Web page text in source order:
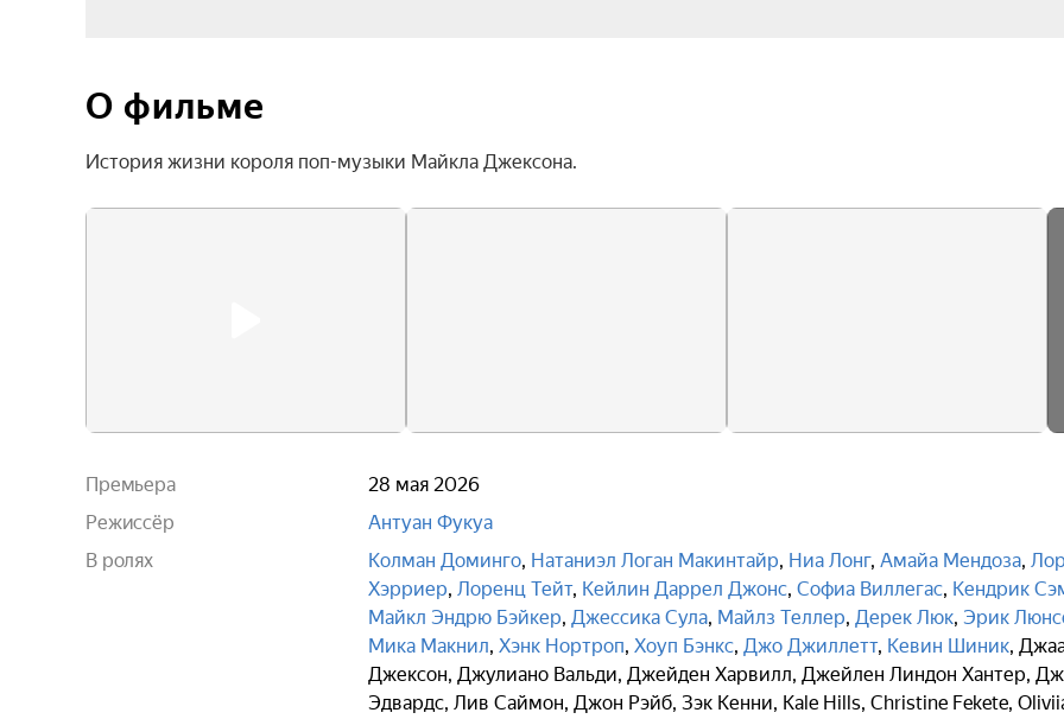
О фильме
История жизни короля поп-музыки Майкла Джексона.
Премьера
28 мая 2026
Режиссёр
Антуан Фукуа
В ролях
Колман Доминго, Натаниэл Логан Макинтайр, Ниа Лонг, Амайа Мендоза,
Хэрриер, Лоренц Тейт, Кейлин Даррел Джонс, Софиа Виллегас, Кендрик
Майкл Эндрю Бэйкер, Джессика Сула, Майлз Теллер, Дерек Люк, Эрик
Мика Макнил, Хэнк Нортроп, Хоуп Бэнкс, Джо Джиллетт, Кевин Шиник,
Джексон, Джулиано Вальди, Джейден Харвилл, Джейлен Линдон Хантер,
Эдвардс, Лив Саймон, Джон Рэйб, Зэк Кенни, Kale Hills, Christine Fekete,